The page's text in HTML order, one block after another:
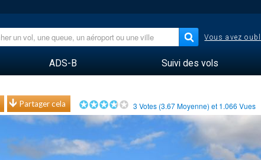
Vous avez
ADS-B Suivi des vols
Partager cela 3 Votes (3.67Moyenne) et 1.066 Vues